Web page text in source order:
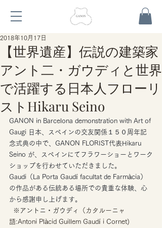
【世界遺産】伝説の建築家
アント二・ガウディと世界
で活躍する日本人フローリ
ストHikaru Seino
2018年10月17日
GANON in Barcelona demonstration with Art of
Gaugi 日本、スペインの交友関係１５０周年記
念式典の中で、GANON FLORIST代表Hikaru
Seino が、スペインにてフラワーショーとワーク
ショップを行わせていただきました。
Gaudi（La Porta Gaudí facultat de Farmàcia）
の作品がある伝統ある場所での貴重な体験、心
から感謝申し上げます。
※アントニ・ガウディ
（カタルーニャ
語:Antoni Plàcid Guillem Gaudí i Cornet)